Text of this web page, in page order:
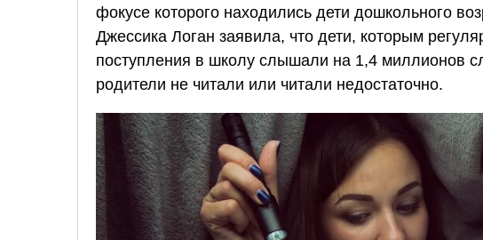
фокусе которого находились дети дошкольного
Джессика Логан заявила, что дети, которым
поступления в школу слышали на 1,4 миллионов
родители не читали или читали недостаточно.